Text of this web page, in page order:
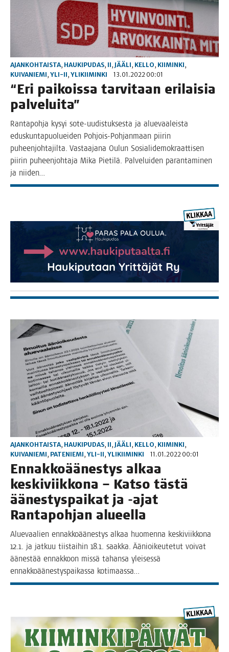
AJANKOHTAISTA, HAUKIPUDAS, II, JÄÄLI, KELLO, KIIMINKI,
KUIVANIEMI, YLI-II, YLIKIIMINKI 13.01.2022 00:01
“Eri pai­kois­sa tar­vi­taan eri­lai­sia
palveluita”
Ran­ta­poh­ja kysyi sote-uudis­­tuk­­ses­­ta ja alue­vaa­leis­ta
edus­kun­ta­puo­luei­den Poh­­jois-Poh­­jan­­maan pii­rin
puheen­joh­ta­jil­ta. Vas­taa­ja­na Oulun Sosia­li­de­mo­kraat­ti­sen
pii­rin puheen­joh­ta­ja Mika Pie­ti­lä. Pal­ve­lui­den paran­ta­mi­nen
ja niiden…
AJANKOHTAISTA, HAUKIPUDAS, II, JÄÄLI, KELLO, KIIMINKI,
KUIVANIEMI, PATENIEMI, YLI-II, YLIKIIMINKI 11.01.2022 00:01
Ennak­ko­ää­nes­tys alkaa
kes­ki­viik­ko­na – Kat­so täs­tä
äänes­tys­pai­kat ja ‑ajat
Ran­ta­poh­jan alueella
Alue­vaa­lien ennak­ko­ää­nes­tys alkaa huo­men­na kes­ki­viik­ko­na
12.1. ja jat­kuu tiis­tai­hin 18.1. saak­ka. Äänioi­keu­te­tut voi­vat
äänes­tää ennak­koon mis­sä tahan­sa ylei­ses­sä
ennak­ko­ää­nes­tys­pai­kas­sa kotimaassa…